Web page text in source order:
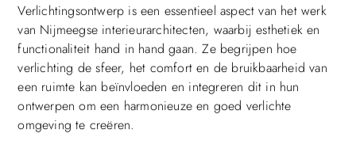
Verlichtingsontwerp is een essentieel aspect van het werk
van Nijmeegse interieurarchitecten, waarbij esthetiek en
functionaliteit hand in hand gaan. Ze begrijpen hoe
verlichting de sfeer, het comfort en de bruikbaarheid van
een ruimte kan beïnvloeden en integreren dit in hun
ontwerpen om een harmonieuze en goed verlichte
omgeving te creëren.